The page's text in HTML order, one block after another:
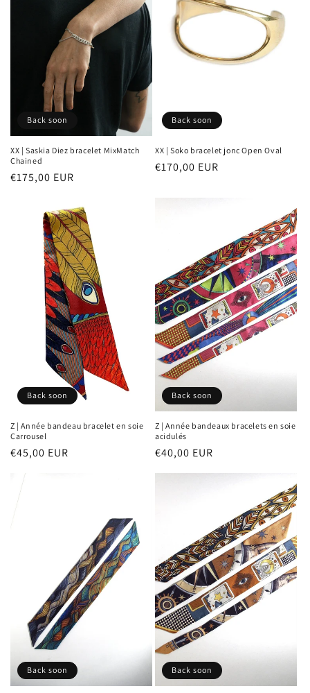
Back soon
XX | Saskia Diez bracelet MixMatch
Chained
Prix
€175,00 EUR
Back soon
XX | Soko bracelet jonc Open Oval
Prix
€170,00 EUR
Back soon
Z | Année bandeau bracelet en soie
Carrousel
Prix
€45,00 EUR
Back soon
Z | Année bandeaux bracelets en soie
acidulés
Prix
€40,00 EUR
Back soon Back soon